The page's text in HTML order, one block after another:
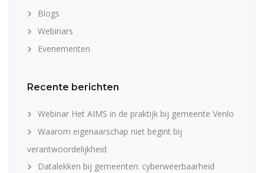
Blogs
Webinars
Evenementen
Recente berichten
Webinar Het AIMS in de praktijk bij gemeente Venlo
Waarom eigenaarschap niet begint bij
verantwoordelijkheid
Datalekken bij gemeenten: cyberweerbaarheid